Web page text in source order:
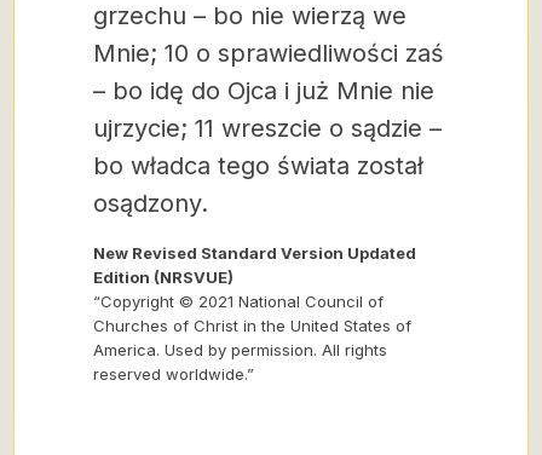
grzechu – bo nie wierzą we
Mnie; 10 o sprawiedliwości zaś
– bo idę do Ojca i już Mnie nie
ujrzycie; 11 wreszcie o sądzie –
bo władca tego świata został
osądzony.
New Revised Standard Version Updated
Edition (NRSVUE)
“Copyright © 2021 National Council of
Churches of Christ in the United States of
America. Used by permission. All rights
reserved worldwide.”